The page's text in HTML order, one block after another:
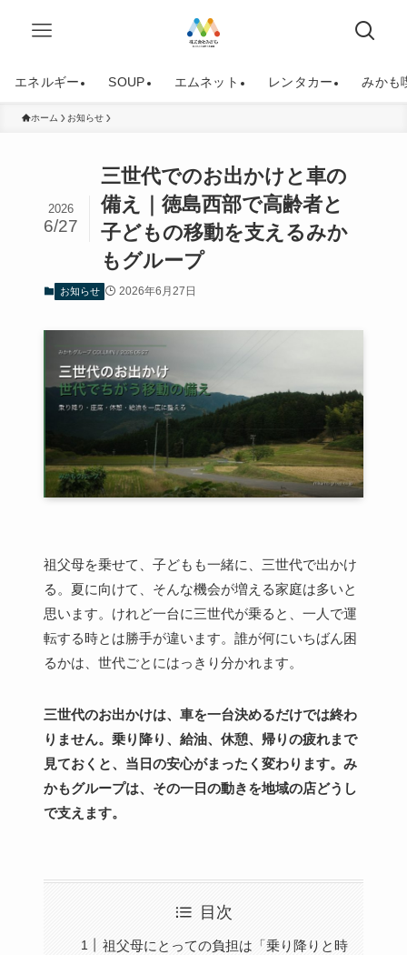
エネルギー SOUP エムネット レンタカー みかも
ホーム お知らせ
三世代でのお出かけと車の
備え｜徳島西部で高齢者と
子どもの移動を支えるみか
もグループ
2026
6/27
お知らせ 2026年6月27日
祖父母を乗せて、子どもも一緒に、三世代で出かけ
る。夏に向けて、そんな機会が増える家庭は多いと
思います。けれど一台に三世代が乗ると、一人で運
転する時とは勝手が違います。誰が何にいちばん困
るかは、世代ごとにはっきり分かれます。
三世代のお出かけは、車を一台決めるだけでは終わ
りません。乗り降り、給油、休憩、帰りの疲れまで
見ておくと、当日の安心がまったく変わります。み
かもグループは、その一日の動きを地域の店どうし
で支えます。
目次
祖父母にとっての負担は「乗り降りと時